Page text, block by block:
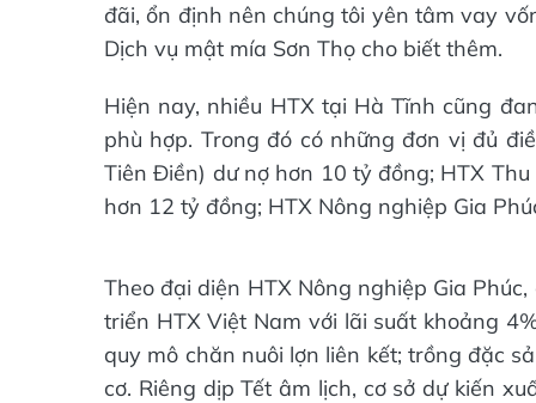
đãi, ổn định nên chúng tôi yên tâm vay
Dịch vụ mật mía Sơn Thọ cho biết thêm.
Hiện nay, nhiều HTX tại Hà Tĩnh cũng
phù hợp. Trong đó có những đơn vị đủ
Tiên Điền) dư nợ hơn 10 tỷ đồng; HTX
hơn 12 tỷ đồng; HTX Nông nghiệp Gia
Theo đại diện HTX Nông nghiệp Gia
triển HTX Việt Nam với lãi suất khoảng
quy mô chăn nuôi lợn liên kết; trồng đặc
cơ. Riêng dịp Tết âm lịch, cơ sở dự kiến